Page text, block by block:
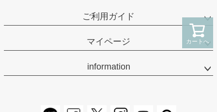
カートへ
ご利用ガイド
マイページ
information